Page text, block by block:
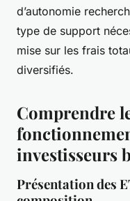
d’autonomie
type de support
mise sur les frais
diversifiés.
Comprendre
investisseurs
Présentation des